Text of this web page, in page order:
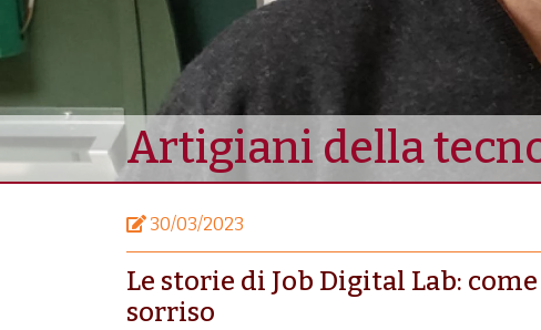
Artigiani della
30/03/2023
Le storie di Job Digital Lab:
sorriso